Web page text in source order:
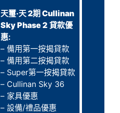
天璽‧天 2期 Cullinan
Sky Phase 2 貸款優
惠:
– 備用第一按揭貸款
– 備用第二按揭貸款
– Super第一按揭貸款
– Cullinan Sky 36
– 家具優惠
– 設備/禮品優惠